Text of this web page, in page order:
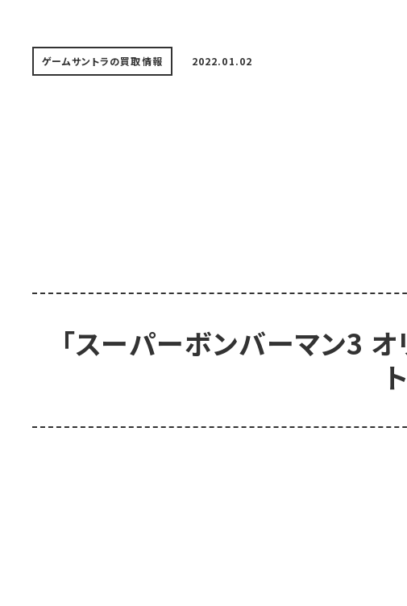
ゲームサントラの買取情報 2022.01.02
「スーパーボンバーマン3 オ